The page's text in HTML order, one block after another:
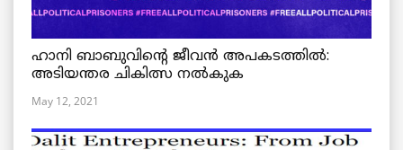
ഹാനി ബാബുവിന്റെ ജീവൻ അപകടത്തിൽ:
അടിയന്തര ചികിത്സ നൽകുക
May 12, 2021